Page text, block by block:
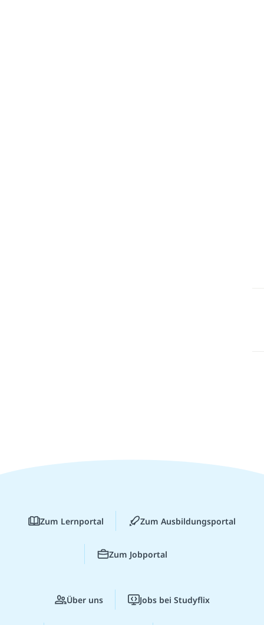
Zum Lernportal Zum Ausbildungsportal
Zum Jobportal
Über uns Jobs bei Studyflix